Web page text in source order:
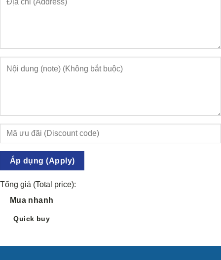
Áp dụng (Apply)
Tổng giá (Total price):
Mua nhanh
Quick buy